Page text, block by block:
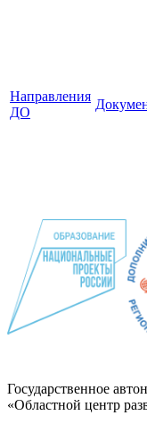
Направления
ДО
Государственное
«Областной центр